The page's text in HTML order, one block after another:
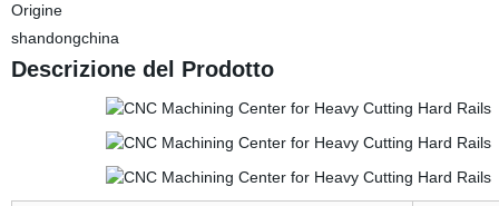
Origine
shandongchina
Descrizione del Prodotto